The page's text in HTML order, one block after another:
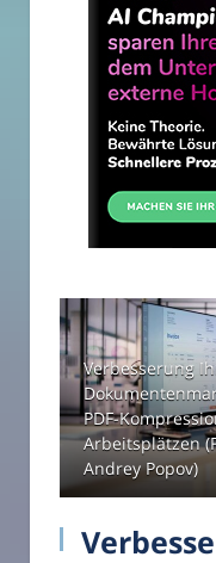
Verbesserung
PDF-
Arbeitsplätzen
Andrey Popov)